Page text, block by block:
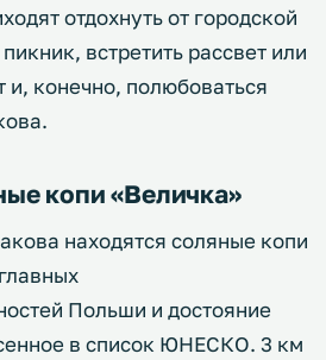
отдохнуть от городской
встретить рассвет или
и, конечно, полюбоваться
копи «Величка»
находятся соляные копи
Польши и достояние
в список ЮНЕСКО. 3 км